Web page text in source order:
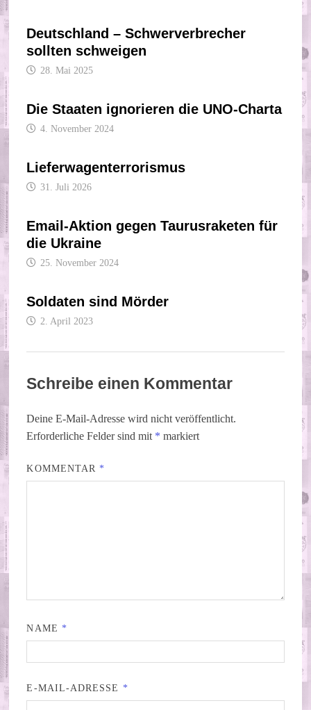
Deutschland – Schwerverbrecher
sollten schweigen
28. Mai 2025
Die Staaten ignorieren die UNO-Charta
4. November 2024
Lieferwagenterrorismus
31. Juli 2026
Email-Aktion gegen Taurusraketen für
die Ukraine
25. November 2024
Soldaten sind Mörder
2. April 2023
Schreibe einen Kommentar
Deine E-Mail-Adresse wird nicht veröffentlicht.
Erforderliche Felder sind mit * markiert
KOMMENTAR *
NAME *
E-MAIL-ADRESSE *